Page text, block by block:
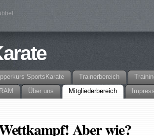
SportsKarate Trainerbereich
Über uns Mitgliederbereich
Aber wie?